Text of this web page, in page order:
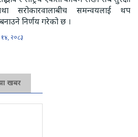
सरोकारवालाबीच समन्वयलाई थप
निर्णय गरेको छ ।
१४, २०८३
खबर